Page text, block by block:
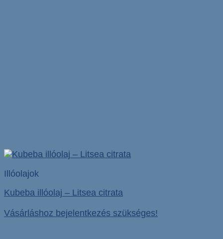
Illóolajok
Kubeba illóolaj – Litsea citrata
Vásárláshoz bejelentkezés szükséges!